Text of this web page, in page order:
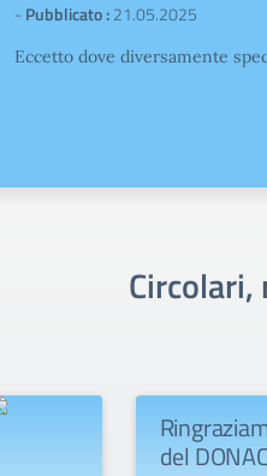
- Pubblicato :21.05.2025
Eccetto dove diversamente
del